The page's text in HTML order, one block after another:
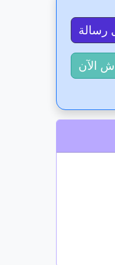
رسالة
الآن